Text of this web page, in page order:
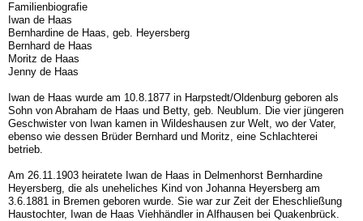
Familienbiografie
Iwan de Haas
Bernhardine de Haas, geb. Heyersberg
Bernhard de Haas
Moritz de Haas
Jenny de Haas
Iwan de Haas wurde am 10.8.1877 in Harpstedt/Oldenburg geboren als
Sohn von Abraham de Haas und Betty, geb. Neublum. Die vier jüngeren
Geschwister von Iwan kamen in Wildeshausen zur Welt, wo der Vater,
ebenso wie dessen Brüder Bernhard und Moritz, eine Schlachterei
betrieb.
Am 26.11.1903 heiratete Iwan de Haas in Delmenhorst Bernhardine
Heyersberg, die als uneheliches Kind von Johanna Heyersberg am
3.6.1881 in Bremen geboren wurde. Sie war zur Zeit der Eheschließung
Haustochter, Iwan de Haas Viehhändler in Alfhausen bei Quakenbrück.